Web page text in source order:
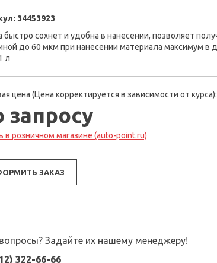
34453923
быстро сохнет и удобна в нанесении, позволяет
до 60 мкм при нанесении материала максимум в
л
цена (Цена корректируется в зависимости от курса):
запросу
в розничном магазине (auto-point.ru)
ЗАКАЗ
Задайте их нашему менеджеру!
322-66-66